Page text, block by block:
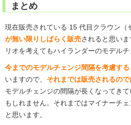
まとめ
現在販売されている 15 代目クラウン（
が無い限りしばらく販売されると思い
リオを考えてもハイランダーのモデルチ
今までのモデルチェンジ間隔を考慮す
いますので、 それまでは販売されるの
モデルチェンジの間隔が長くなってき
もしれません。それまではマイナーチ
と思います。